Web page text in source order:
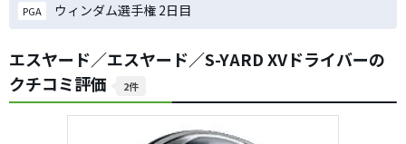
PGA ウィンダム選手権 2日目
エスヤード／エスヤード／S-YARD XVドライバーの
クチコミ評価
2件